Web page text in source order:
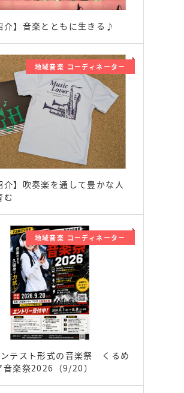
介】音楽とともに生きる♪
地域音楽 コーディネーター
介】吹奏楽を通して豊かな人
む
地域音楽 コーディネーター
テスト形式の音楽祭 くるめ
音楽祭2026（9/20）